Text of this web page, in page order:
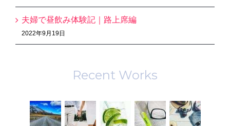
夫婦で昼飲み体験記｜路上席編
2022年9月19日
Recent Works